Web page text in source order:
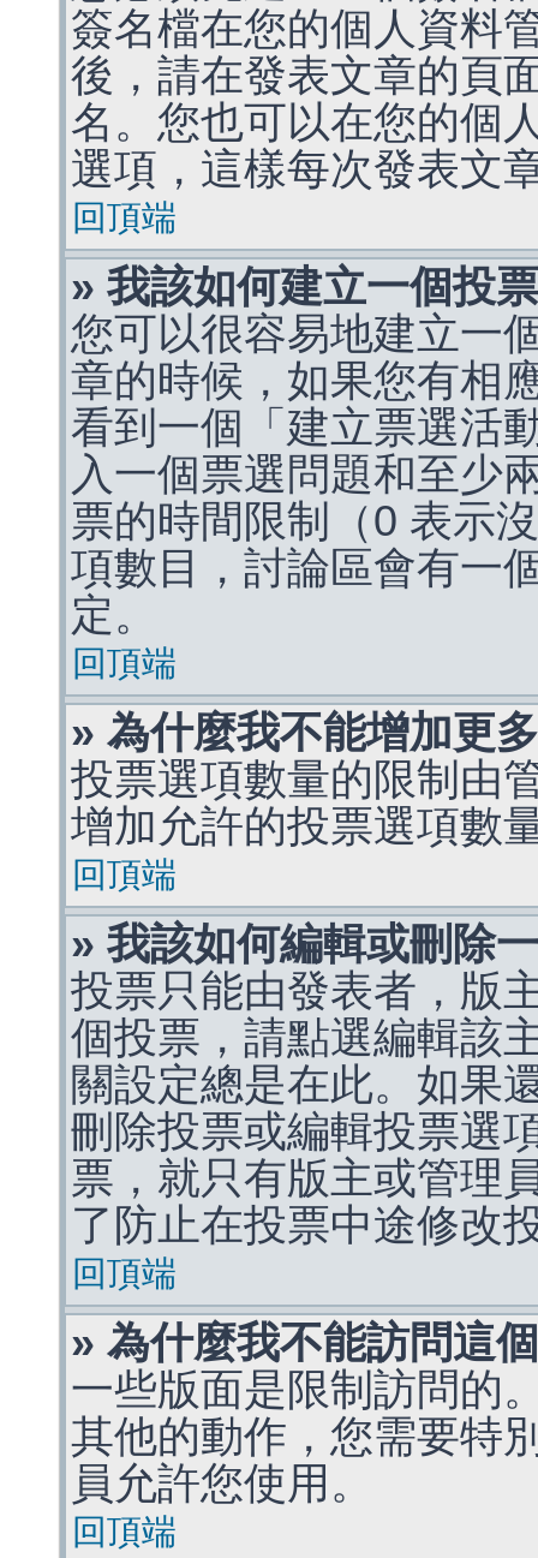
簽名檔在您的個人資料
後，請在發表文章的頁
名。您也可以在您的個
選項，這樣每次發表文
回頂端
» 我該如何建立一個投
您可以很容易地建立一
章的時候，如果您有相
看到一個「建立票選活
入一個票選問題和至少
票的時間限制（0 表示
項數目，討論區會有一
定。
回頂端
» 為什麼我不能增加更
投票選項數量的限制由
增加允許的投票選項數
回頂端
» 我該如何編輯或刪除
投票只能由發表者，版
個投票，請點選編輯該
關設定總是在此。如果
刪除投票或編輯投票選
票，就只有版主或管理
了防止在投票中途修改
回頂端
» 為什麼我不能訪問這
一些版面是限制訪問的
其他的動作，您需要特
員允許您使用。
回頂端